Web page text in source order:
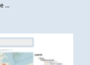
...